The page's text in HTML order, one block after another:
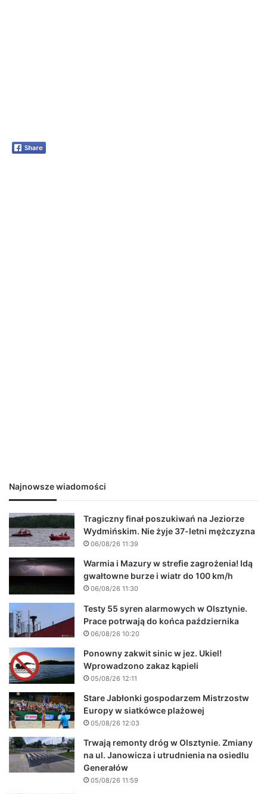
Najnowsze wiadomości
Tragiczny finał poszukiwań na Jeziorze
Wydmińskim. Nie żyje 37-letni mężczyzna
06/08/26 11:39
Warmia i Mazury w strefie zagrożenia! Idą
gwałtowne burze i wiatr do 100 km/h
06/08/26 11:30
Testy 55 syren alarmowych w Olsztynie.
Prace potrwają do końca października
06/08/26 10:20
Ponowny zakwit sinic w jez. Ukiel!
Wprowadzono zakaz kąpieli
05/08/26 12:11
Stare Jabłonki gospodarzem Mistrzostw
Europy w siatkówce plażowej
05/08/26 12:03
Trwają remonty dróg w Olsztynie. Zmiany
na ul. Janowicza i utrudnienia na osiedlu
Generałów
05/08/26 11:59